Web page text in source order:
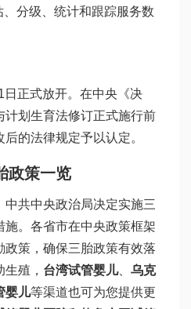
分级、统计和跟踪服务数
正式放开。在中央《决
计划生育法修订正式施行前
的法律规定予以认定。
政策一览
中共中央政治局决定实施三
。各省市在中央政策框架
策，确保三胎政策有效落
殖， 台湾试管婴儿、 乌克
婴儿等渠道也可为您提供更